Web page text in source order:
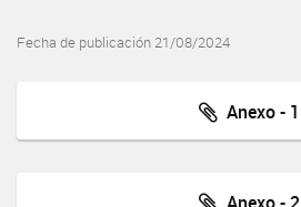
Fecha de publicación 21/08/2024
Anexo - 1